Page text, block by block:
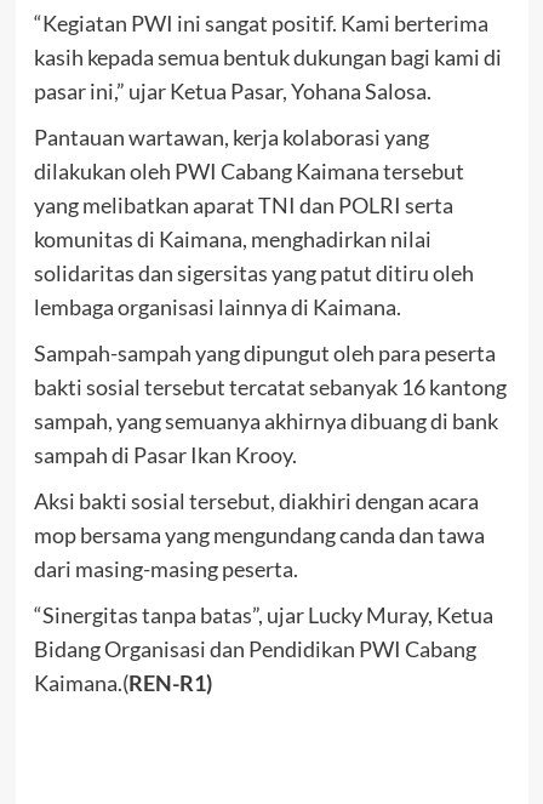
“Kegiatan PWI ini sangat positif. Kami berterima
kasih kepada semua bentuk dukungan bagi kami di
pasar ini,” ujar Ketua Pasar, Yohana Salosa.
Pantauan wartawan, kerja kolaborasi yang
dilakukan oleh PWI Cabang Kaimana tersebut
yang melibatkan aparat TNI dan POLRI serta
komunitas di Kaimana, menghadirkan nilai
solidaritas dan sigersitas yang patut ditiru oleh
lembaga organisasi lainnya di Kaimana.
Sampah-sampah yang dipungut oleh para peserta
bakti sosial tersebut tercatat sebanyak 16 kantong
sampah, yang semuanya akhirnya dibuang di bank
sampah di Pasar Ikan Krooy.
Aksi bakti sosial tersebut, diakhiri dengan acara
mop bersama yang mengundang canda dan tawa
dari masing-masing peserta.
“Sinergitas tanpa batas”, ujar Lucky Muray, Ketua
Bidang Organisasi dan Pendidikan PWI Cabang
Kaimana.(REN-R1)